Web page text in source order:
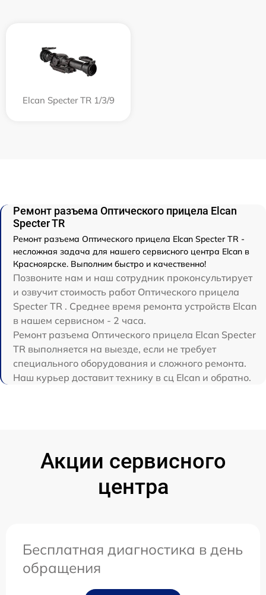
Elcan Specter TR 1/3/9
Ремонт разъема Оптического прицела Elcan
Specter TR
Ремонт разъема Оптического прицела Elcan Specter TR -
несложная задача для нашего сервисного центра Elcan в
Красноярске. Выполним быстро и качественно!
Позвоните нам и наш сотрудник проконсультирует
и озвучит стоимость работ Оптического прицела
Specter TR . Среднее время ремонта устройств Elcan
в нашем сервисном - 2 часа.
Ремонт разъема Оптического прицела Elcan Specter
TR выполняется на выезде, если не требует
специального оборудования и сложного ремонта.
Наш курьер доставит технику в сц Elcan и обратно.
Акции сервисного
центра
Бесплатная диагностика в день
обращения